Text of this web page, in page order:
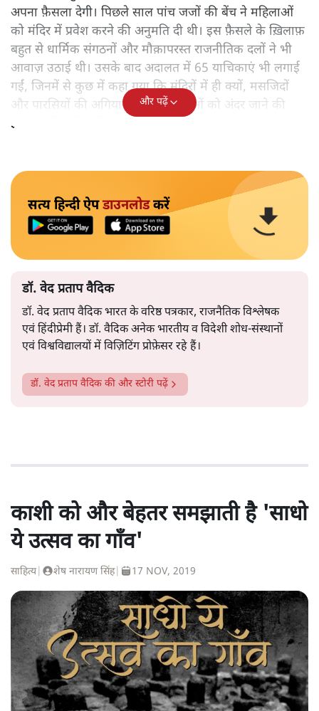
अपना फ़ैसला देगी। पिछले साल पांच जजों की बेंच ने महिलाओं
को मंदिर में प्रवेश करने की अनुमति दी थी। इस फ़ैसले के ख़िलाफ़
बहुत से धार्मिक संगठनों और मौक़ापरस्त राजनीतिक दलों ने भी
आवाज़ उठाई थी। उसके बाद अदालत में 65 याचिकाएं भी लगाई
गईं, जिनमें से कुछ में कहा गया कि मंदिरों में ही क्यों, मसजिदों
और पारसियों की अगियारी में भी महिलाओं को अंदर जाने की
इजाजत मिलनी चाहिए।
और पढ़ें
सत्य हिन्दी ऐपडाउनलोडकरें
डॉ. वेद प्रताप वैदिक
डॉ. वेद प्रताप वैदिक भारत के वरिष्ठ पत्रकार, राजनैतिक विश्लेषक
एवं हिंदीप्रेमी हैं। डॉ. वैदिक अनेक भारतीय व विदेशी शोध-संस्थानों
एवं विश्वविद्यालयों में विज़िटिंग प्रोफ़ेसर रहे हैं।
डॉ. वेद प्रताप वैदिक की और स्टोरी पढ़ें
काशी को और बेहतर समझाती है 'साधो
ये उत्सव का गाँव'
साहित्य| शेष नारायण सिंह| 17 NOV, 2019